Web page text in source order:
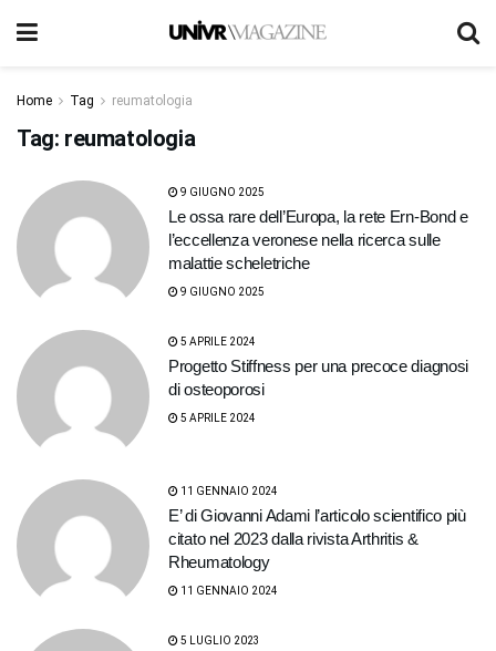
Home Tag reumatologia
Tag: reumatologia
9 GIUGNO 2025
Le ossa rare dell’Europa, la rete Ern-Bond e
l’eccellenza veronese nella ricerca sulle
malattie scheletriche
9 GIUGNO 2025
5 APRILE 2024
Progetto Stiffness per una precoce diagnosi
di osteoporosi
5 APRILE 2024
11 GENNAIO 2024
E’ di Giovanni Adami l’articolo scientifico più
citato nel 2023 dalla rivista Arthritis &
Rheumatology
11 GENNAIO 2024
5 LUGLIO 2023